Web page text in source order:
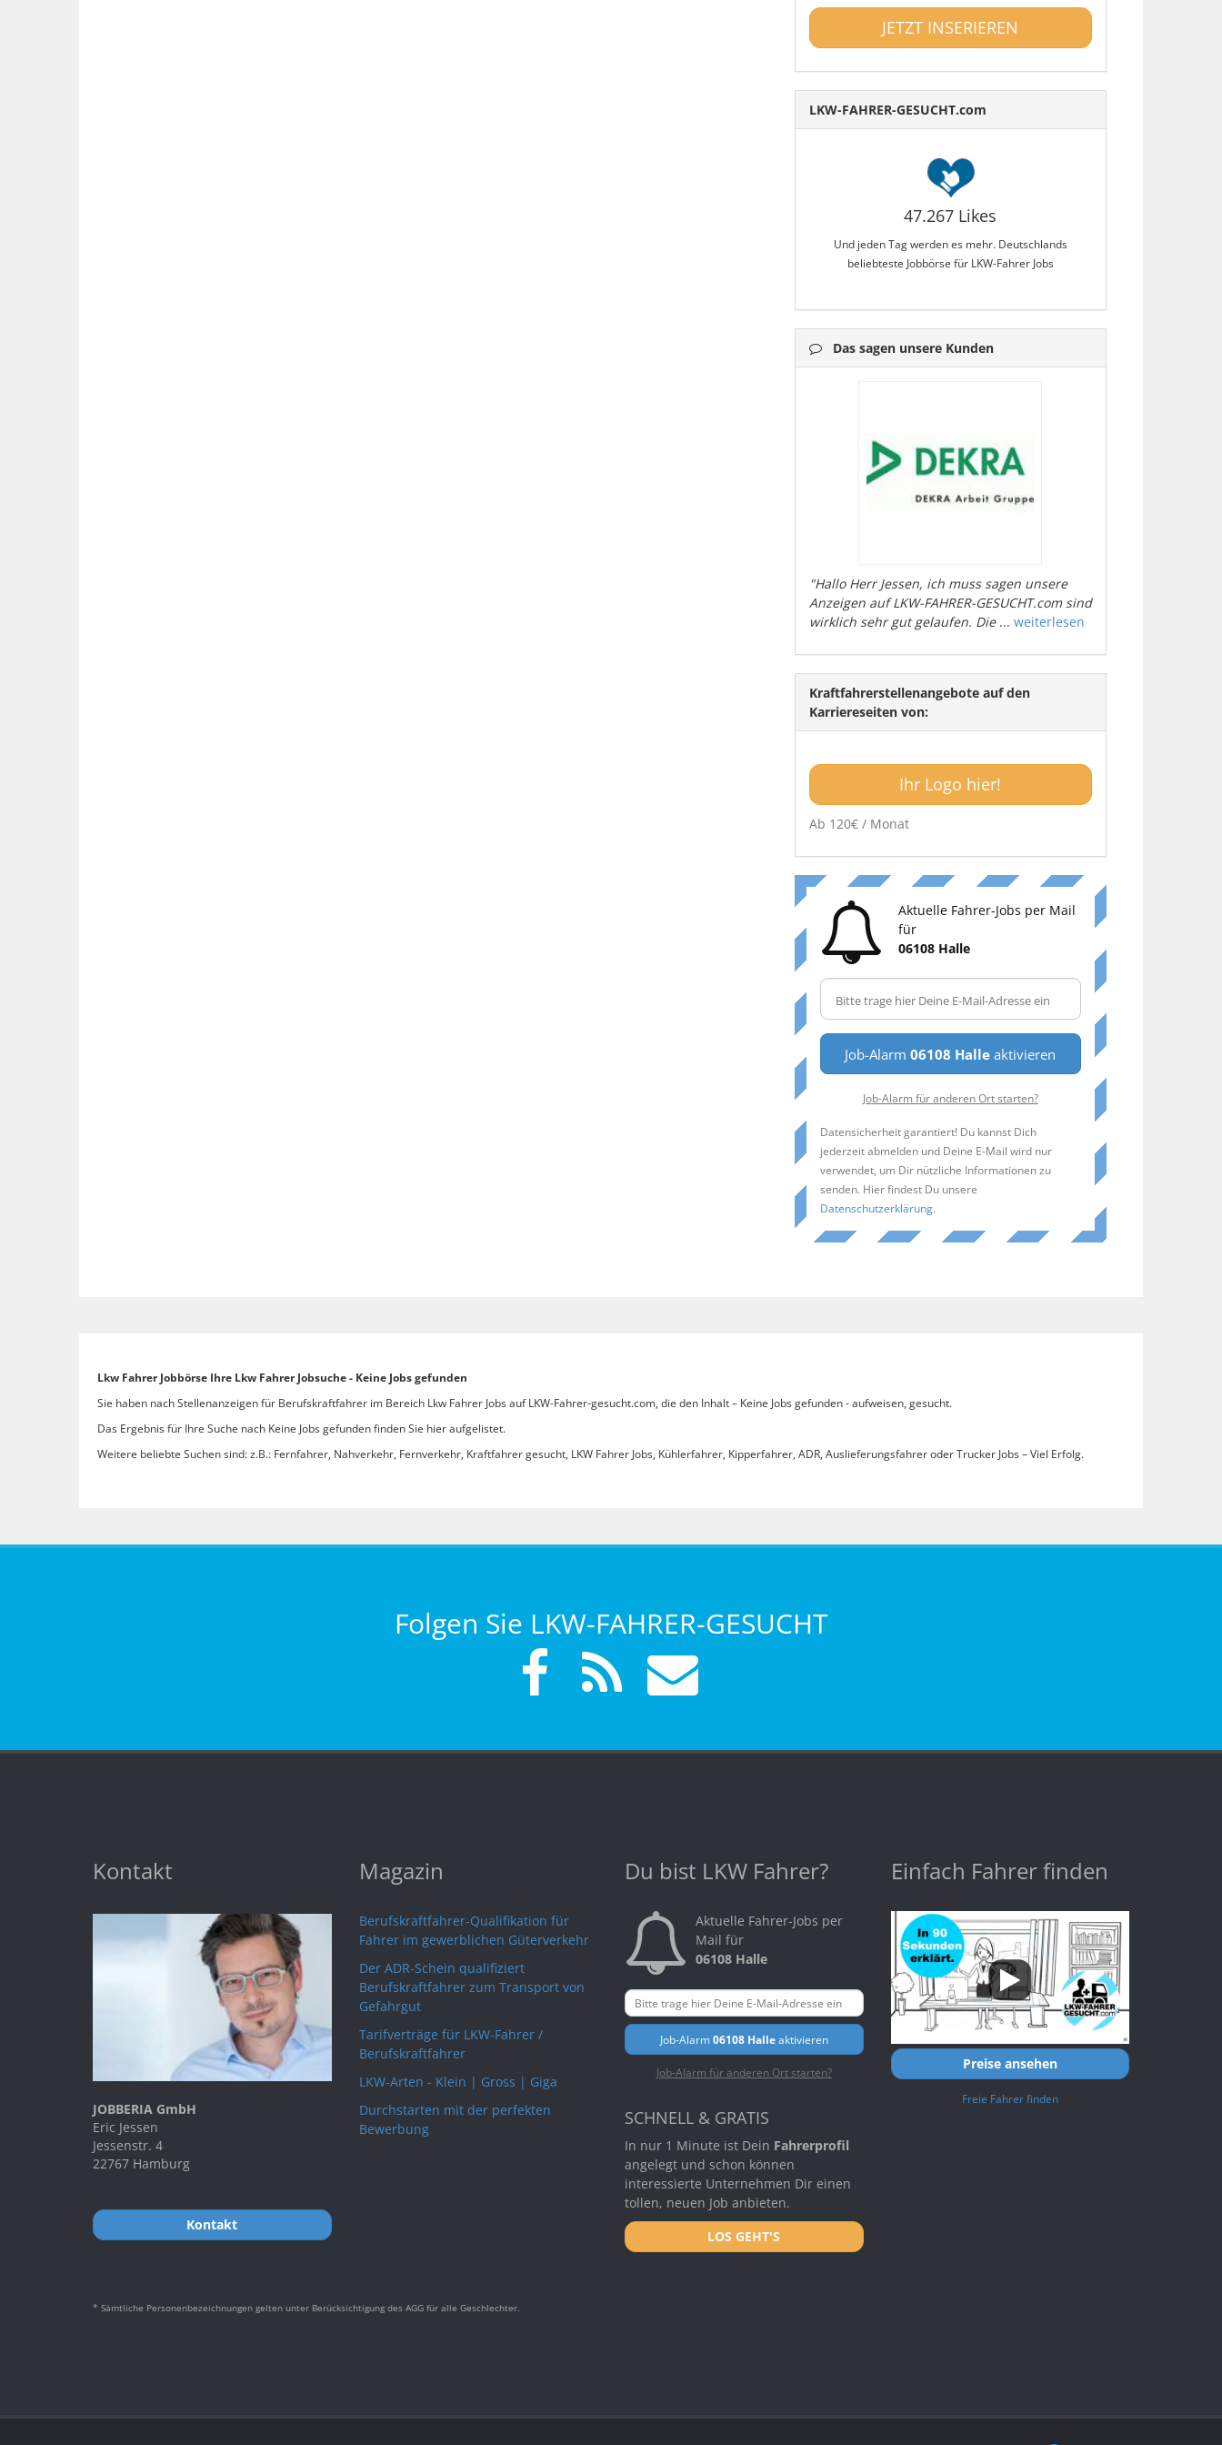
JETZT INSERIEREN
LKW-FAHRER-GESUCHT.com
47.267 Likes
Und jeden Tag werden es mehr. Deutschlands
beliebteste Jobbörse für LKW-Fahrer Jobs
Das sagen unsere Kunden
"Hallo Herr Jessen, ich muss sagen unsere
Anzeigen auf LKW-FAHRER-GESUCHT.com sind
wirklich sehr gut gelaufen. Die... weiterlesen
Kraftfahrerstellenangebote auf den
Karriereseiten von:
Ihr Logo hier!
Ab 120€ / Monat
Aktuelle Fahrer-Jobs per Mail
für
06108 Halle
Job-Alarm06108 Halle aktivieren
Job-Alarm für anderen Ort starten?
Datensicherheit garantiert! Du kannst Dich
jederzeit abmelden und Deine E-Mail wird nur
verwendet, um Dir nützliche Informationen zu
senden. Hier findest Du unsere
Datenschutzerklärung.
Lkw Fahrer Jobbörse Ihre Lkw Fahrer Jobsuche - Keine Jobs gefunden
Sie haben nach Stellenanzeigen für Berufskraftfahrer im Bereich Lkw Fahrer Jobs auf LKW-Fahrer-gesucht.com, die den Inhalt – Keine Jobs gefunden - aufweisen, gesucht.
Das Ergebnis für Ihre Suche nach Keine Jobs gefunden finden Sie hier aufgelistet.
Weitere beliebte Suchen sind: z.B.: Fernfahrer, Nahverkehr, Fernverkehr, Kraftfahrer gesucht, LKW Fahrer Jobs, Kühlerfahrer, Kipperfahrer, ADR, Auslieferungsfahrer oder Trucker Jobs – Viel Erfolg.
Folgen Sie LKW-FAHRER-GESUCHT
Kontakt
JOBBERIA GmbH
Eric Jessen
Jessenstr. 4
22767 Hamburg
Kontakt
Magazin
Berufskraftfahrer-Qualifikation für
Fahrer im gewerblichen Güterverkehr
Der ADR-Schein qualifiziert
Berufskraftfahrer zum Transport von
Gefahrgut
Tarifverträge für LKW-Fahrer /
Berufskraftfahrer
LKW-Arten - Klein | Gross | Giga
Durchstarten mit der perfekten
Bewerbung
Du bist LKW Fahrer?
Aktuelle Fahrer-Jobs per
Mail für
06108 Halle
Job-Alarm06108 Halleaktivieren
Job-Alarm für anderen Ort starten?
SCHNELL & GRATIS
In nur 1 Minute ist Dein Fahrerprofil
angelegt und schon können
interessierte Unternehmen Dir einen
tollen, neuen Job anbieten.
LOS GEHT'S
Einfach Fahrer finden
Preise ansehen
Freie Fahrer finden
* Sämtliche Personenbezeichnungen gelten unter Berücksichtigung des AGG für alle Geschlechter.